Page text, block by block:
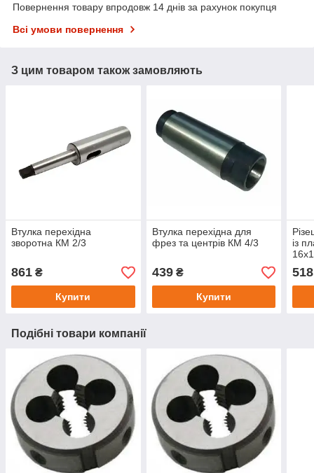
Повернення товару впродовж 14 днів за рахунок покупця
Всі умови повернення
З цим товаром також замовляють
Втулка перехідна
зворотна КМ 2/3
861 ₴
Купити
Втулка перехідна для
фрез та центрів КМ 4/3
439₴
Купити
із
518
Подібні товари компанії